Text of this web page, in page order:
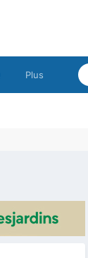
Plus